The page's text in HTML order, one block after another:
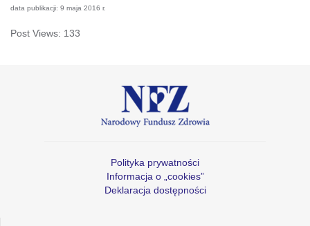
data publikacji: 9 maja 2016 r.
Post Views: 133
Polityka prywatności
Informacja o „cookies”
Deklaracja dostępności